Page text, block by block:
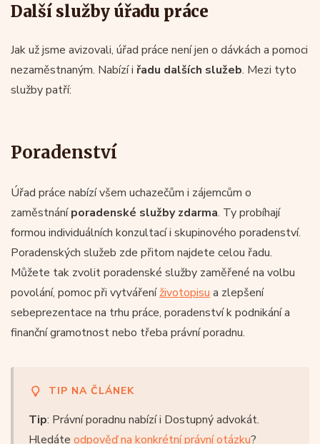
Další služby úřadu práce
Jak už jsme avizovali, úřad práce není jen o dávkách a pomoci
nezaměstnaným. Nabízí i řadu dalších služeb. Mezi tyto
služby patří:
Poradenství
Úřad práce nabízí všem uchazečům i zájemcům o
zaměstnáníporadenské služby zdarma. Ty probíhají
formou individuálních konzultací i skupinového poradenství.
Poradenských služeb zde přitom najdete celou řadu.
Můžete tak zvolit poradenské služby zaměřené na volbu
povolání, pomoc při vytvářeníživotopisu a zlepšení
sebeprezentace na trhu práce, poradenství k podnikání a
finanční gramotnost nebo třeba právní poradnu.
TIP NA ČLÁNEK
Tip: Právní poradnu nabízí i Dostupný advokát.
Hledáte odpověď na konkrétní právní otázku?